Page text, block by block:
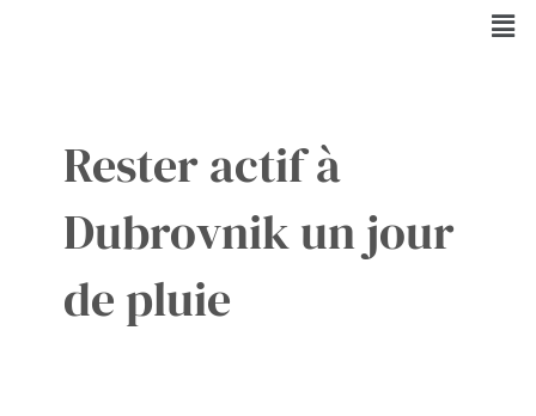
Rester actif à
Dubrovnik un jour
de pluie